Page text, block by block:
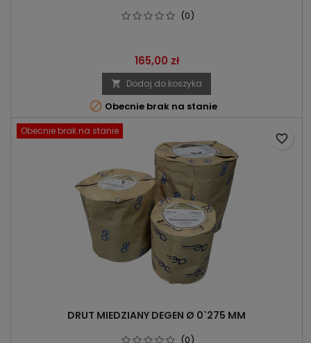
(0)
Cena
165,00 zł
 Dodaj do koszyka
 Obecnie brak na stanie
Obecnie brak na stanie
DRUT MIEDZIANY DEGEN Ø 0`275 MM
(0)
favorite_border